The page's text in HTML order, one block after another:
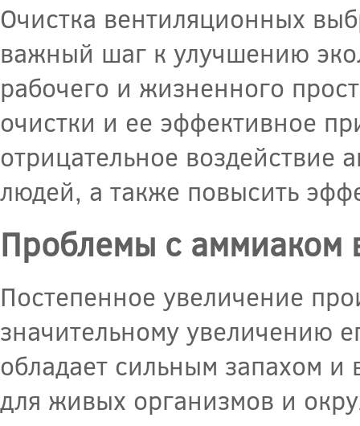
Очистка вентиляционных
важный шаг к улучшению
рабочего и жизненного
очистки и ее эффективное
отрицательное
людей, а также повысить
Проблемы с аммиаком
Постепенное увеличение
значительному увеличению
обладает сильным запахом и
для живых организмов и